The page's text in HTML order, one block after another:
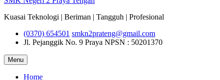
Kuasai Teknologi | Beriman | Tangguh | Profesional
(0370) 654501 smkn2prateng@gmail.com
Jl. Pejanggik No. 9 Praya NPSN : 50201370
Menu
Home